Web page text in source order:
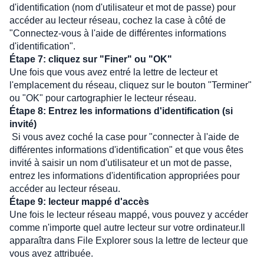
d'identification (nom d'utilisateur et mot de passe) pour
accéder au lecteur réseau, cochez la case à côté de
"Connectez-vous à l'aide de différentes informations
d'identification".
Étape 7: cliquez sur "Finer" ou "OK"
Une fois que vous avez entré la lettre de lecteur et
l'emplacement du réseau, cliquez sur le bouton "Terminer"
ou "OK" pour cartographier le lecteur réseau.
Étape 8: Entrez les informations d'identification (si
invité)
différentes informations d'identification" et que vous êtes
invité à saisir un nom d'utilisateur et un mot de passe,
entrez les informations d'identification appropriées pour
accéder au lecteur réseau.
Étape 9: lecteur mappé d'accès
Une fois le lecteur réseau mappé, vous pouvez y accéder
comme n'importe quel autre lecteur sur votre ordinateur.Il
apparaîtra dans File Explorer sous la lettre de lecteur que
vous avez attribuée.